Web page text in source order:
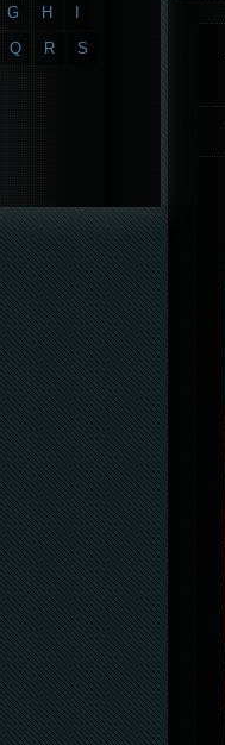
G H
Q R
S